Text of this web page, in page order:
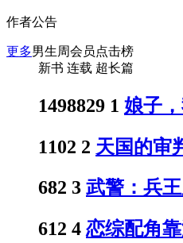
作者公告
更多男生周会员点击榜
新书 连载 超长篇
1498829 1 娘子
1102 2 天国的审
682 3 武警：兵
612 4 恋综配角